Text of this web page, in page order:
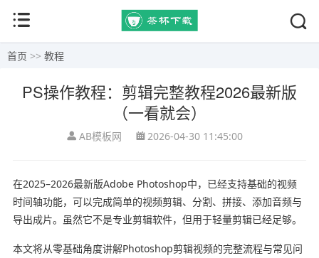
首页 >> 教程
PS操作教程：剪辑完整教程2026最新版
（一看就会）
AB模板网 2026-04-30 11:45:00
在2025–2026最新版Adobe Photoshop中，已经支持基础的视频
时间轴功能，可以完成简单的视频剪辑、分割、拼接、添加音频与
导出成片。虽然它不是专业剪辑软件，但用于轻量剪辑已经足够。
本文将从零基础角度讲解Photoshop剪辑视频的完整流程与常见问